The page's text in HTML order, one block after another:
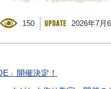
150 2026年7月
」開催決定！